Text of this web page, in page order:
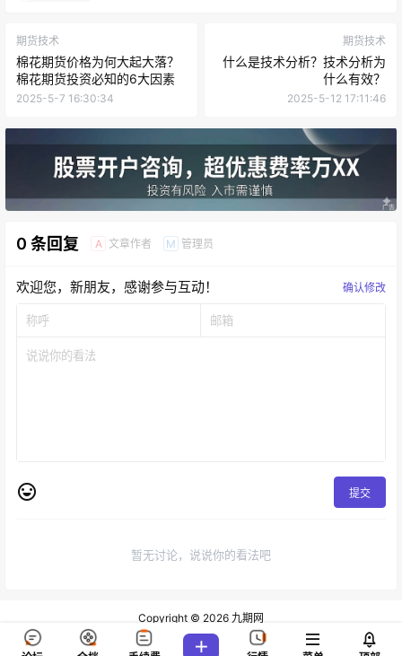
期货技术
棉花期货价格为何大起大落？
棉花期货投资必知的6大因素
2025-5-7 16:30:34
期货技术
什么是技术分析？技术分析为
什么有效？
2025-5-12 17:11:46
0 条回复 A 文章作者 M 管理员
欢迎您，新朋友，感谢参与互动！ 确认修改
提交
暂无讨论，说说你的看法吧
Copyright © 2026 九期网